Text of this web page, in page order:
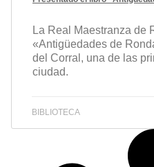
La Real Maestranza de
«Antigüedades de
del Corral, una de las
ciudad.
BIBLIOTECA